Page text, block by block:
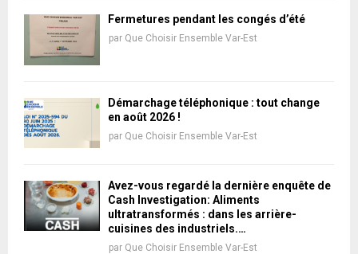
Fermetures pendant les congés d’été
par Que Choisir Ensemble Var-Est
Démarchage téléphonique : tout change
en août 2026 !
par Que Choisir Ensemble Var-Est
Avez-vous regardé la dernière enquête de
Cash Investigation: Aliments
ultratransformés : dans les arrière-
cuisines des industriels.…
par Que Choisir Ensemble Var-Est